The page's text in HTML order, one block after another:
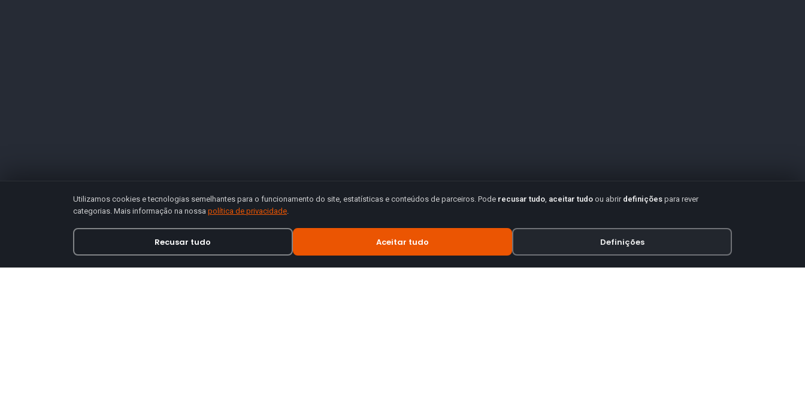
Utilizamos cookies e tecnologias semelhantes para o funcionamento do site, estatísticas e conteúdos de parceiros. Pode recusar tudo, aceitar tudo ou abrir definições para rever
categorias. Mais informação na nossa política de privacidade.
Recusar tudo Aceitar tudo Definições